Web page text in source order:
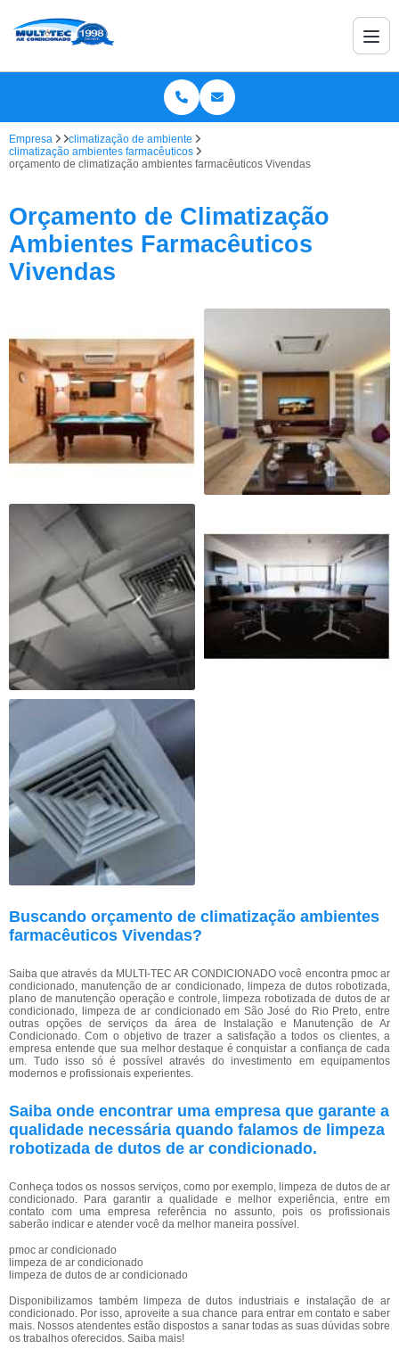
Empresa
climatização de ambiente
climatização ambientes farmacêuticos
orçamento de climatização ambientes farmacêuticos Vivendas
Orçamento de Climatização
Ambientes Farmacêuticos
Vivendas
Buscando orçamento de climatização ambientes
farmacêuticos Vivendas?
Saiba que através da MULTI-TEC AR CONDICIONADO você encontra pmoc ar
condicionado, manutenção de ar condicionado, limpeza de dutos robotizada,
plano de manutenção operação e controle, limpeza robotizada de dutos de ar
condicionado, limpeza de ar condicionado em São José do Rio Preto, entre
outras opções de serviços da área de Instalação e Manutenção de Ar
Condicionado. Com o objetivo de trazer a satisfação a todos os clientes, a
empresa entende que sua melhor destaque é conquistar a confiança de cada
um. Tudo isso só é possível através do investimento em equipamentos
modernos e profissionais experientes.
Saiba onde encontrar uma empresa que garante a
qualidade necessária quando falamos de limpeza
robotizada de dutos de ar condicionado.
Conheça todos os nossos serviços, como por exemplo, limpeza de dutos de ar
condicionado. Para garantir a qualidade e melhor experiência, entre em
contato com uma empresa referência no assunto, pois os profissionais
saberão indicar e atender você da melhor maneira possível.
pmoc ar condicionado
limpeza de ar condicionado
limpeza de dutos de ar condicionado
Disponibilizamos também limpeza de dutos industriais e instalação de ar
condicionado. Por isso, aproveite a sua chance para entrar em contato e saber
mais. Nossos atendentes estão dispostos a sanar todas as suas dúvidas sobre
os trabalhos oferecidos. Saiba mais!